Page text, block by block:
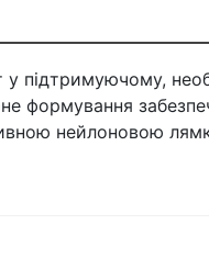
підтримуючому,
формування
нейлоновою